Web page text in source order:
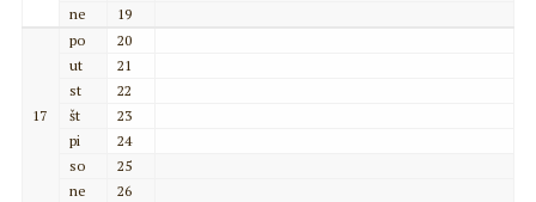
ne
19
17
po
20
ut
21
st
22
št
23
pi
24
so
25
ne
26